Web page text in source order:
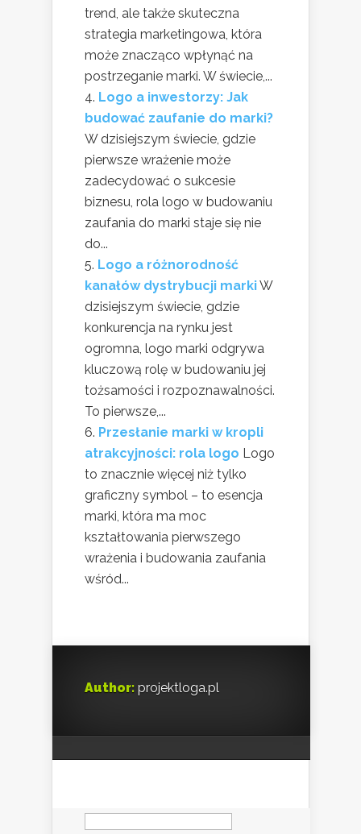
trend, ale także skuteczna
strategia marketingowa, która
może znacząco wpłynąć na
postrzeganie marki. W świecie,...
Logo a inwestorzy: Jak
budować zaufanie do marki?
W dzisiejszym świecie, gdzie
pierwsze wrażenie może
zadecydować o sukcesie
biznesu, rola logo w budowaniu
zaufania do marki staje się nie
do...
Logo a różnorodność
kanałów dystrybucji markiW
dzisiejszym świecie, gdzie
konkurencja na rynku jest
ogromna, logo marki odgrywa
kluczową rolę w budowaniu jej
tożsamości i rozpoznawalności.
To pierwsze,...
Przesłanie marki w kropli
atrakcyjności: rola logo Logo
to znacznie więcej niż tylko
graficzny symbol – to esencja
marki, która ma moc
kształtowania pierwszego
wrażenia i budowania zaufania
wśród...
Author: projektloga.pl
Szukaj: